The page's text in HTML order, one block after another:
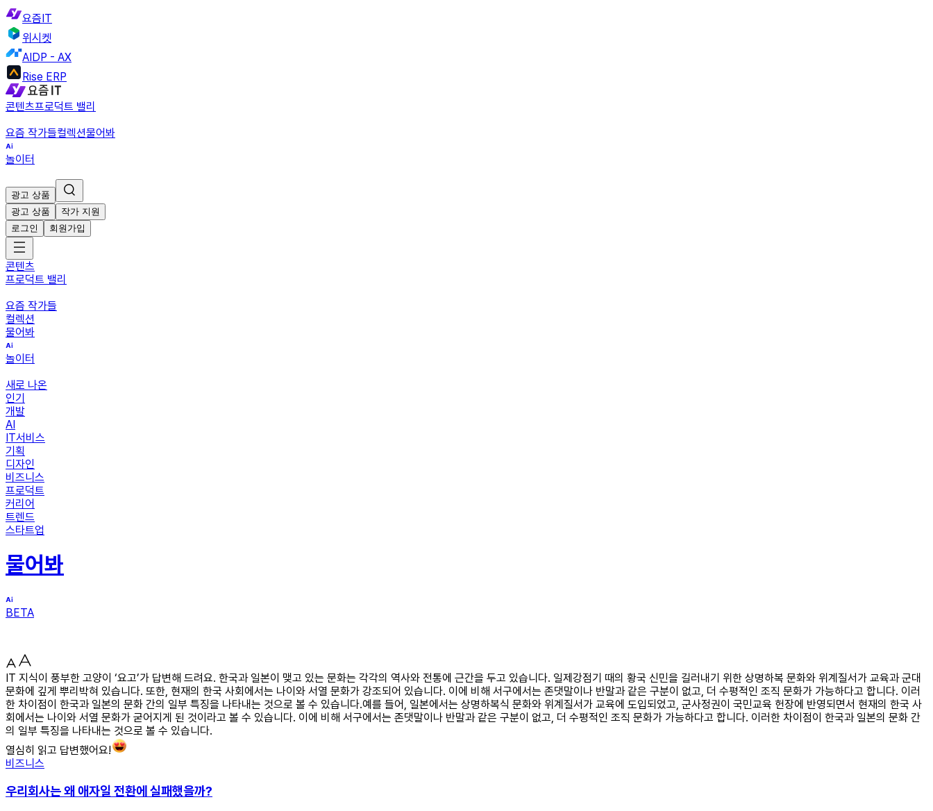
요즘IT
위시켓
AIDP - AX
Rise ERP
콘텐츠프로덕트 밸리
요즘 작가들컬렉션물어봐
놀이터
광고 상품
광고 상품
작가 지원
로그인
회원가입
콘텐츠
프로덕트 밸리
요즘 작가들
컬렉션
물어봐
놀이터
새로 나온
인기
개발
AI
IT서비스
기획
디자인
비즈니스
프로덕트
커리어
트렌드
스타트업
물어봐
BETA
IT 지식이 풍부한 고양이 ‘요고’가 답변해 드려요. 한국과 일본이 맺고 있는 문화는 각각의 역사와 전통에 근간을 두고 있습니다. 일제강점기 때의 황국 신민을 길러내기 위한 상명하복 문화와 위계질서가 교육과 군대
문화에 깊게 뿌리박혀 있습니다. 또한, 현재의 한국 사회에서는 나이와 서열 문화가 강조되어 있습니다. 이에 비해 서구에서는 존댓말이나 반말과 같은 구분이 없고, 더 수평적인 조직 문화가 가능하다고 합니다. 이러
한 차이점이 한국과 일본의 문화 간의 일부 특징을 나타내는 것으로 볼 수 있습니다.예를 들어, 일본에서는 상명하복식 문화와 위계질서가 교육에 도입되었고, 군사정권이 국민교육 헌장에 반영되면서 현재의 한국 사
회에서는 나이와 서열 문화가 굳어지게 된 것이라고 볼 수 있습니다. 이에 비해 서구에서는 존댓말이나 반말과 같은 구분이 없고, 더 수평적인 조직 문화가 가능하다고 합니다. 이러한 차이점이 한국과 일본의 문화 간
의 일부 특징을 나타내는 것으로 볼 수 있습니다.
열심히 읽고 답변했어요!
비즈니스
우리회사는 왜 애자일 전환에 실패했을까?